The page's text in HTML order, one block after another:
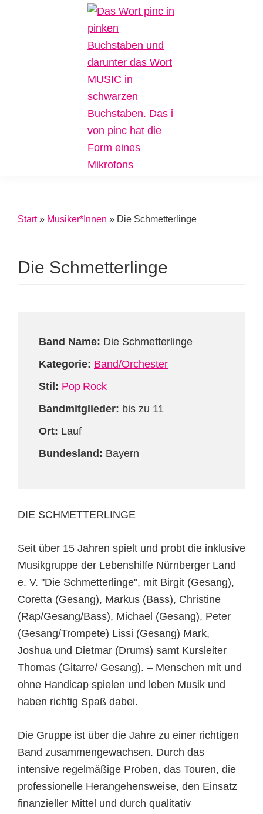
Inklusive
Start» Musiker*Innen » Die Schmetterlinge
Die Schmetterlinge
Band Name: Die Schmetterlinge
Kategorie: Band/Orchester
Stil: Pop Rock
Bandmitglieder: bis zu 11
Ort: Lauf
Bundesland: Bayern
DIE SCHMETTERLINGE
Seit über 15 Jahren spielt und probt die inklusive
Musikgruppe der Lebenshilfe Nürnberger Land
e. V. "Die Schmetterlinge", mit Birgit (Gesang),
Coretta (Gesang), Markus (Bass), Christine
(Rap/Gesang/Bass), Michael (Gesang), Peter
(Gesang/Trompete) Lissi (Gesang) Mark,
Joshua und Dietmar (Drums) samt Kursleiter
Thomas (Gitarre/ Gesang). – Menschen mit und
ohne Handicap spielen und leben Musik und
haben richtig Spaß dabei.
Die Gruppe ist über die Jahre zu einer richtigen
Band zusammengewachsen. Durch das
intensive regelmäßige Proben, das Touren, die
professionelle Herangehensweise, den Einsatz
finanzieller Mittel und durch qualitativ